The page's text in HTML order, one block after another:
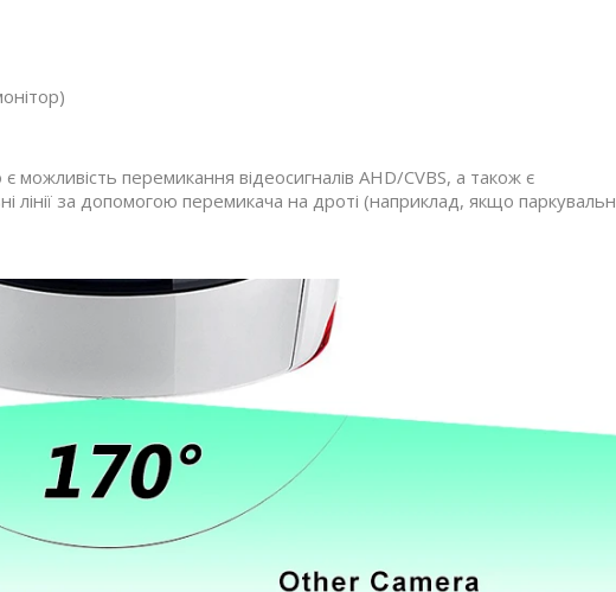
перемикання відеосигналів AHD/CVBS, а також є
лінії за допомогою перемикача на дроті (наприклад, якщо